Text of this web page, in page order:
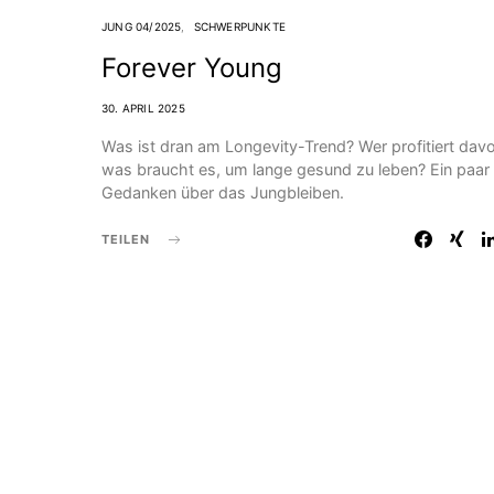
JUNG 04/2025 SCHWERPUNKTE
Forever Young
30. APRIL 2025
Was ist dran am Longevity-Trend? Wer profitiert
was braucht es, um lange gesund zu leben? Ein paar
Gedanken über das Jungbleiben.
TEILEN